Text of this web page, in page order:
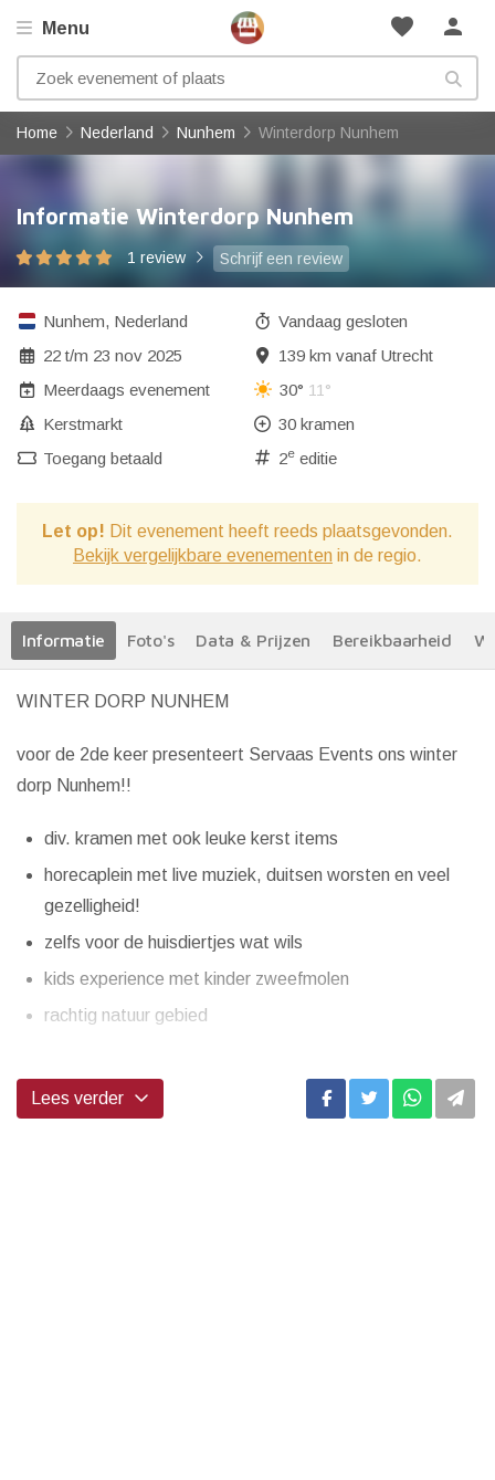
favorite person
Menu
Home Nederland Nunhem Winterdorp Nunhem
Informatie Winterdorp Nunhem
1 review Schrijf een review
Nunhem, Nederland
22t/m 23 nov 2025
Meerdaags evenement
Kerstmarkt
Toegang betaald
Vandaag gesloten
139 km vanaf Utrecht
30° 11°
30 kramen
2eeditie
Let op! Dit evenement heeft reeds plaatsgevonden.
Bekijk vergelijkbare evenementen in de regio.
Informatie Foto's Data & Prijzen Bereikbaarheid
WINTER DORP NUNHEM
voor de 2de keer presenteert Servaas Events ons winter
dorp Nunhem!!
div. kramen met ook leuke kerst items
horecaplein met live muziek, duitsen worsten en veel
gezelligheid!
zelfs voor de huisdiertjes wat wils
kids experience met kinder zweefmolen
rachtig natuur gebied
Lees verder